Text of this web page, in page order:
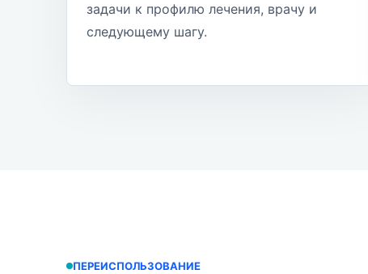
задачи к профилю лечения, врачу и
следующему шагу.
ПЕРЕИСПОЛЬЗОВАНИЕ